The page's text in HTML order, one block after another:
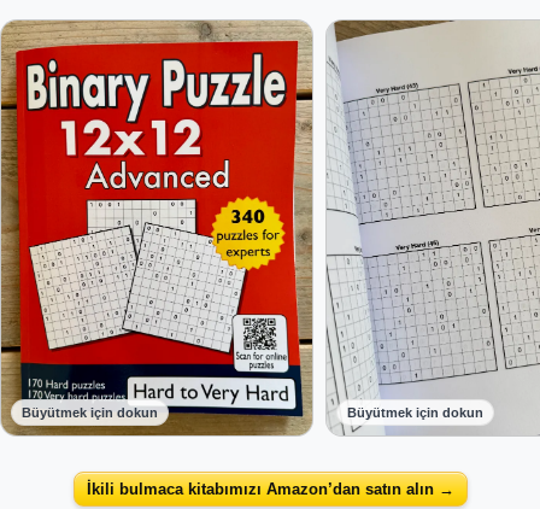
Büyütmek için dokun Büyütmek için dokun
İkili bulmaca kitabımızı Amazon’dan satın alın →